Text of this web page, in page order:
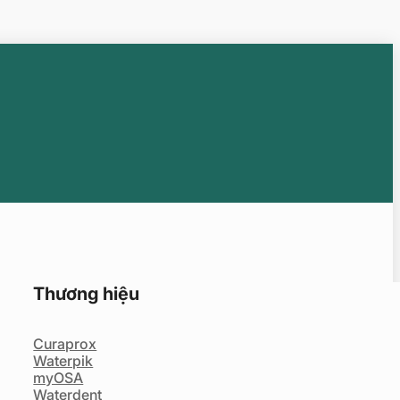
Thương hiệu
Curaprox
Waterpik
myOSA
Waterdent